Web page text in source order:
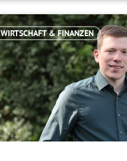
WIRTSCHAFT & FINANZEN